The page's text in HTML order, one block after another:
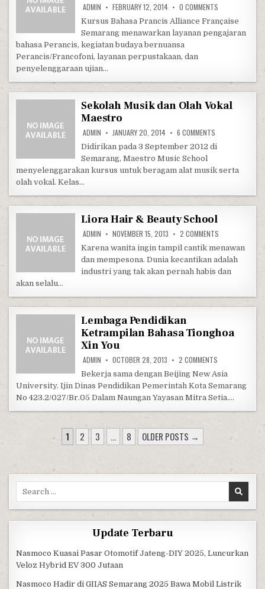
ADMIN FEBRUARY 12, 2014 0 COMMENTS
Kursus Bahasa Prancis Alliance Française
Semarang menawarkan layanan pengajaran
bahasa Perancis, kegiatan budaya bernuansa
Perancis/Francofoni, layanan perpustakaan, dan
penyelenggaraan ujian…
Sekolah Musik dan Olah Vokal
Maestro
ADMIN JANUARY 20, 2014 6 COMMENTS
Didirikan pada 3 September 2012 di
Semarang, Maestro Music School
menyelenggarakan kursus untuk beragam alat musik serta
olah vokal. Kelas…
Liora Hair & Beauty School
ADMIN NOVEMBER 15, 2013 2 COMMENTS
Karena wanita ingin tampil cantik menawan
dan mempesona. Dunia kecantikan adalah
industri yang tak akan pernah habis dan
akan selalu…
Lembaga Pendidikan
Ketrampilan Bahasa Tionghoa
Xin You
ADMIN OCTOBER 28, 2013 2 COMMENTS
Bekerja sama dengan Beijing New Asia
University. Ijin Dinas Pendidikan Pemerintah Kota Semarang
No 423.2/027/Br.05 Dalam Naungan Yayasan Mitra Setia….
POSTS PAGINATION
1 2 3 … 8 OLDER POSTS →
Search for:
Update Terbaru
Nasmoco Kuasai Pasar Otomotif Jateng-DIY 2025, Luncurkan
Veloz Hybrid EV 300 Jutaan
Nasmoco Hadir di GIIAS Semarang 2025 Bawa Mobil Listrik